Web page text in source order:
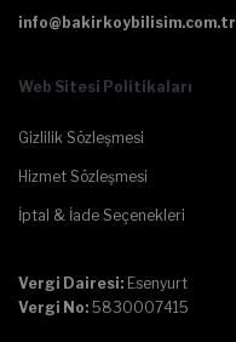
info@bakirkoybilisim.com.tr
Web Sitesi Politikaları
Gizlilik Sözleşmesi
Hizmet Sözleşmesi
İptal & İade Seçenekleri
Vergi Dairesi: Esenyurt
Vergi No: 5830007415